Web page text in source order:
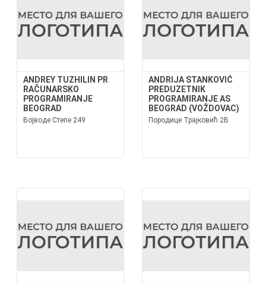
ANDREY TUZHILIN PR
RAČUNARSKO
PROGRAMIRANJE
BEOGRAD
Војводе Степе 249
ANDRIJA STANKOVIĆ
PREDUZETNIK
PROGRAMIRANJE AS
BEOGRAD (VOŽDOVAC)
Породице Трајковић 2В